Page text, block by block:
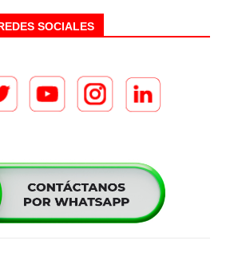
SOCIALES